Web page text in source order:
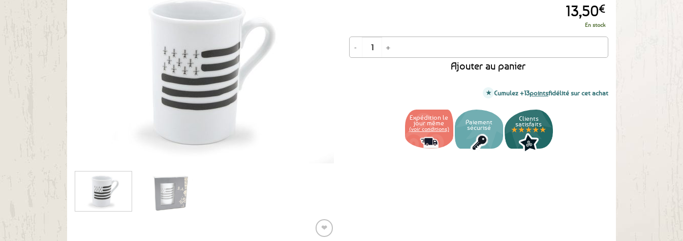
❤
13,50€
En stock
quantité de Mug tasse Drapeau Breton - A l'Aise Breizh
Ajouter au panier
Cumulez +13pointsfidélité sur cet achat
Expédition le
jour même
(voir conditions)
Paiement
sécurisé
Clients
satisfaits
★★★★★